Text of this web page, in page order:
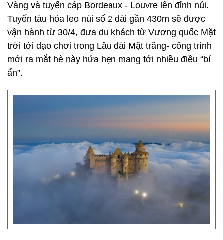
Vàng và tuyến cáp Bordeaux - Louvre lên đỉnh núi.
Tuyến tàu hỏa leo núi số 2 dài gần 430m sẽ được
vận hành từ 30/4, đưa du khách từ Vương quốc Mặt
trời tới dạo chơi trong Lâu đài Mặt trăng- công trình
mới ra mắt hè này hứa hẹn mang tới nhiều điều “bí
ẩn”.